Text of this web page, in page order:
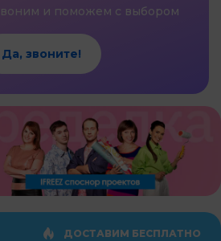
и поможем с выбором
Да, звоните!
ДОСТАВИМ БЕСПЛАТНО